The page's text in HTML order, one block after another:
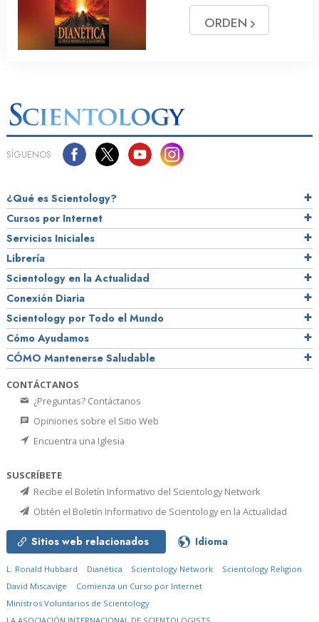
ORDEN
SÍGUENOS
¿Qué es Scientology?
Cursos por Internet
Servicios Iniciales
Librería
Scientology en la Actualidad
Conexión Diaria
Scientology por Todo el Mundo
Cómo Ayudamos
CÓMO Mantenerse Saludable
CONTÁCTANOS
¿Preguntas? Contáctanos
Opiniones sobre el Sitio Web
Encuentra una Iglesia
SUSCRÍBETE
Recibe el Boletín Informativo del Scientology Network
Obtén el Boletín Informativo de Scientology en la Actualidad
Sitios web relacionados Idioma
L. Ronald Hubbard Dianética Scientology Network
Scientology Religion
David Miscavige
Comienza un Curso por Internet
Ministros Voluntarios de Scientology